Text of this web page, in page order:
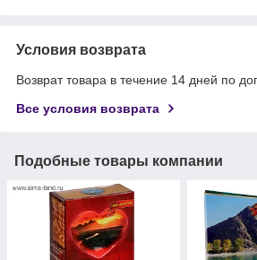
Условия возврата
Возврат товара в течение 14 дней по
Все условия возврата
Подобные товары компании